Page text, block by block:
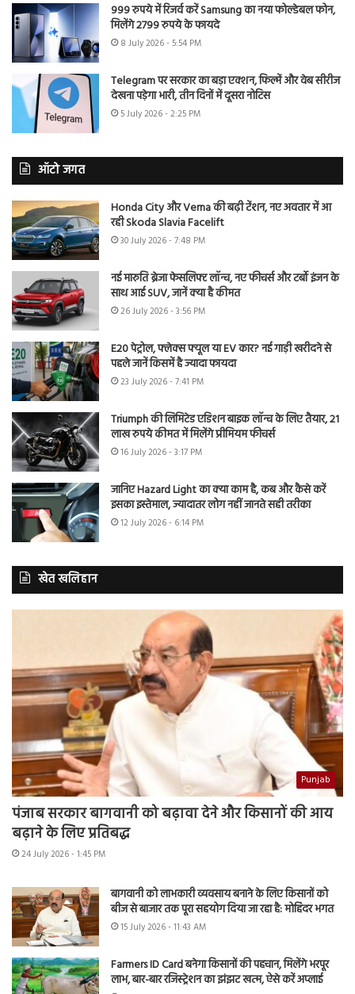
999 रुपये में रिजर्व करें Samsung का नया फोल्डेबल फोन,
मिलेंगे 2799 रुपये के फायदे
8 July 2026 - 5:54 PM
Telegram पर सरकार का बड़ा एक्शन, फिल्में और वेब सीरीज
देखना पड़ेगा भारी, तीन दिनों में दूसरा नोटिस
5 July 2026 - 2:25 PM
ऑटो जगत
Honda City और Verna की बढ़ी टेंशन, नए अवतार में आ
रही Skoda Slavia Facelift
30 July 2026 - 7:48 PM
नई मारुति ब्रेजा फेसलिफ्ट लॉन्च, नए फीचर्स और टर्बो इंजन के
साथ आई SUV, जानें क्या है कीमत
26 July 2026 - 3:56 PM
E20 पेट्रोल, फ्लेक्स फ्यूल या EV कार? नई गाड़ी खरीदने से
पहले जानें किसमें है ज्यादा फायदा
23 July 2026 - 7:41 PM
Triumph की लिमिटेड एडिशन बाइक लॉन्च के लिए तैयार, 21
लाख रुपये कीमत में मिलेंगे प्रीमियम फीचर्स
16 July 2026 - 3:17 PM
जानिए Hazard Light का क्या काम है, कब और कैसे करें
इसका इस्तेमाल, ज्यादातर लोग नहीं जानते सही तरीका
12 July 2026 - 6:14 PM
खेत खलिहान
Punjab
पंजाब सरकार बागवानी को बढ़ावा देने और किसानों की आय
बढ़ाने के लिए प्रतिबद्ध
24 July 2026 - 1:45 PM
बागवानी को लाभकारी व्यवसाय बनाने के लिए किसानों को
बीज से बाजार तक पूरा सहयोग दिया जा रहा है: मोहिंदर भगत
15 July 2026 - 11:43 AM
Farmers ID Card बनेगा किसानों की पहचान, मिलेंगे भरपूर
लाभ, बार-बार रजिस्ट्रेशन का झंझट खत्म, ऐसे करें अप्लाई